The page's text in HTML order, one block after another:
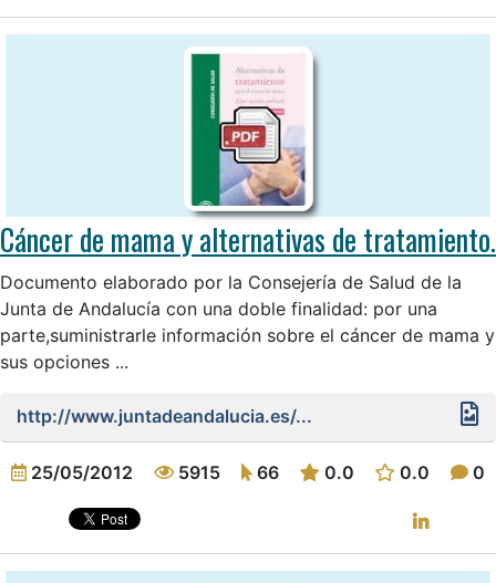
Cáncer de mama y alternativas de tratamiento.
Documento elaborado por la Consejería de Salud de la
Junta de Andalucía con una doble finalidad: por una
parte,suministrarle información sobre el cáncer de mama y
sus opciones ...
http://www.juntadeandalucia.es/...
25/05/2012 5915 66 0.0 0.0 0